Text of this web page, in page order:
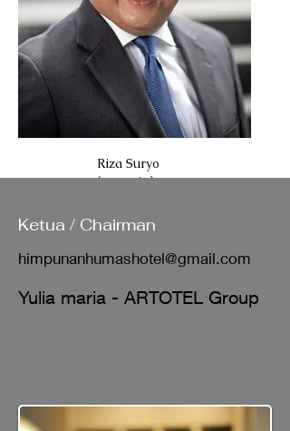
Riza Suryo
(anggota)
Ketua / Chairman
himpunanhumashotel@gmail.com
Yulia maria - ARTOTEL Group